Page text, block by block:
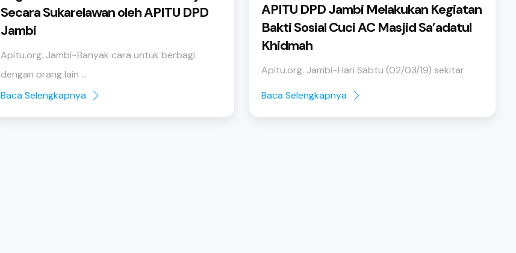
Secara Sukarelawan oleh APITU DPD
Jambi
Apitu.org. Jambi~Banyak cara untuk berbagi
dengan orang lain ...
Baca Selengkapnya
APITU DPD Jambi Melakukan Kegiatan
Bakti Sosial Cuci AC Masjid Sa’adatul
Khidmah
Apitu.org. Jambi~Hari Sabtu (02/03/19) sekitar
Pukul ...
Baca Selengkapnya